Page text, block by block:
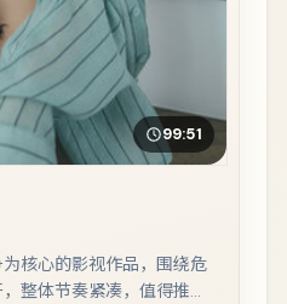
99:51
核心的影视作品，围绕危
整体节奏紧凑，值得推荐